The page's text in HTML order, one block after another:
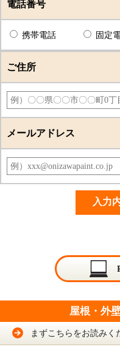
電話番号
携帯電話 固定
ご住所
メールアドレス
屋根・外
まずこちらをお読みく